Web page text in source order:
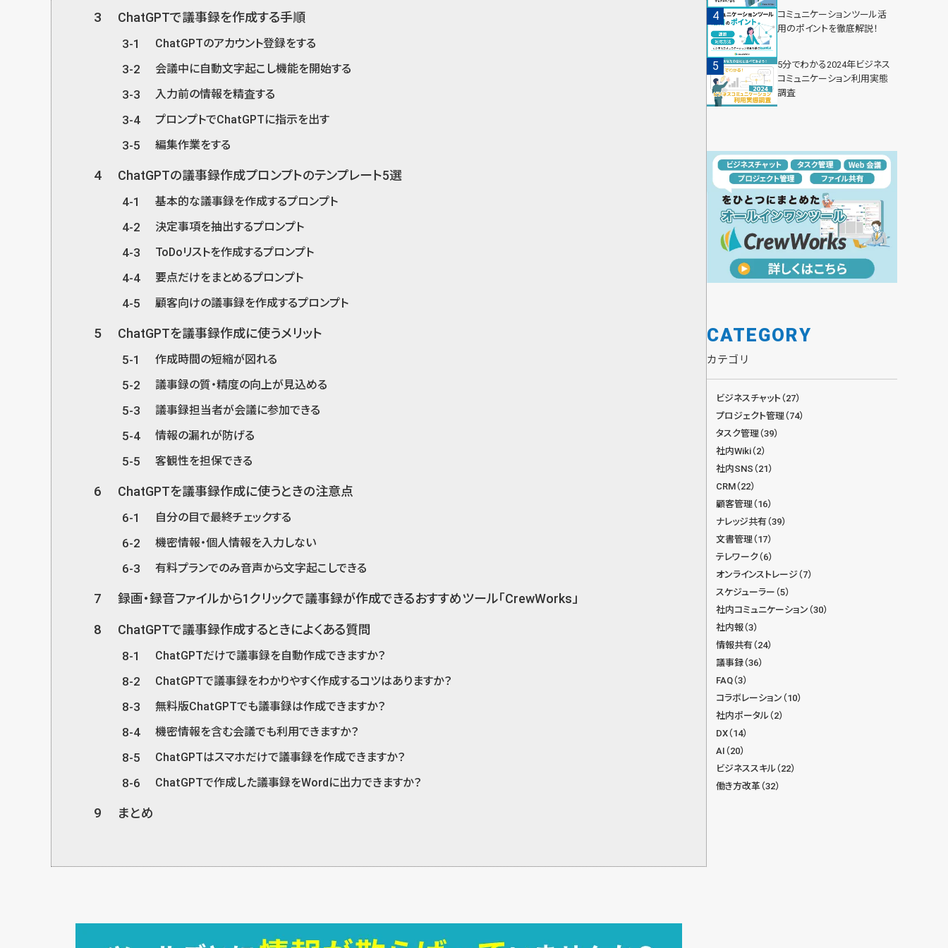
3 ChatGPTで議事録を作成する手順
3-1 ChatGPTのアカウント登録をする
3-2 会議中に自動文字起こし機能を開始する
3-3 入力前の情報を精査する
3-4 プロンプトでChatGPTに指示を出す
3-5 編集作業をする
4 ChatGPTの議事録作成プロンプトのテンプレート5選
4-1 基本的な議事録を作成するプロンプト
4-2 決定事項を抽出するプロンプト
4-3 ToDoリストを作成するプロンプト
4-4 要点だけをまとめるプロンプト
4-5 顧客向けの議事録を作成するプロンプト
5 ChatGPTを議事録作成に使うメリット
5-1 作成時間の短縮が図れる
5-2 議事録の質・精度の向上が見込める
5-3 議事録担当者が会議に参加できる
5-4 情報の漏れが防げる
5-5 客観性を担保できる
6 ChatGPTを議事録作成に使うときの注意点
6-1 自分の目で最終チェックする
6-2 機密情報・個人情報を入力しない
6-3 有料プランでのみ音声から文字起こしできる
7 録画・録音ファイルから1クリックで議事録が作成できるおすすめツール「CrewWorks」
8 ChatGPTで議事録作成するときによくある質問
8-1 ChatGPTだけで議事録を自動作成できますか？
8-2 ChatGPTで議事録をわかりやすく作成するコツはありますか？
8-3 無料版ChatGPTでも議事録は作成できますか？
8-4 機密情報を含む会議でも利用できますか？
8-5 ChatGPTはスマホだけで議事録を作成できますか？
8-6 ChatGPTで作成した議事録をWordに出力できますか？
9 まとめ
コミュニケーションツール活
用のポイントを徹底解説！
5分でわかる2024年ビジネス
コミュニケーション利用実態
調査
CATEGORY
カテゴリ
ビジネスチャット（27）
プロジェクト管理（74）
タスク管理（39）
社内Wiki（2）
社内SNS（21）
CRM（22）
顧客管理（16）
ナレッジ共有（39）
文書管理（17）
テレワーク（6）
オンラインストレージ（7）
スケジューラー（5）
社内コミュニケーション（30）
社内報（3）
情報共有（24）
議事録（36）
FAQ（3）
コラボレーション（10）
社内ポータル（2）
DX（14）
AI（20）
ビジネススキル（22）
働き方改革（32）